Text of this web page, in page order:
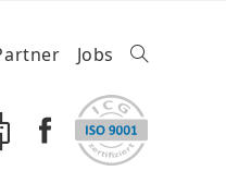
Jobs